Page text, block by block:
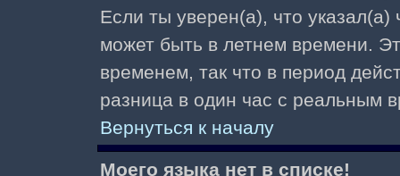
Если ты уверен(а), что
может быть в летнем времени.
временем, так что в период
разница в один час с реальным
Вернуться к началу
Моего языка нет в списке!